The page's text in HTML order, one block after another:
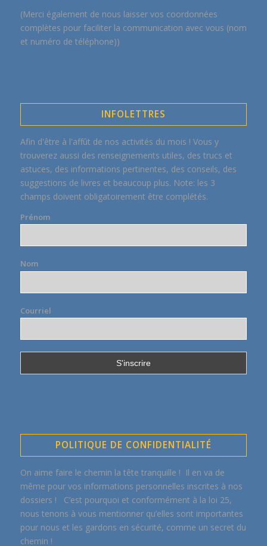
(Merci également de nous laisser vos coordonnées
complètes pour faciliter la communication avec vous (nom
et numéro de téléphone))
INFOLETTRES
Afin d'être à l'affût de nos activités du mois ! Vous y
trouverez aussi des renseignements utiles, des trucs et
astuces, des informations pertinentes, des conseils, des
suggestions de livres et beaucoup plus. Note: les 3
champs doivent obligatoirement être complétés.
Prénom
Nom
Courriel
POLITIQUE DE CONFIDENTIALITÉ
On aime faire le chemin la tête tranquille ! Il en va de
même pour vos informations personnelles inscrites à nos
dossiers ! C’est pourquoi et conformément à la loi 25,
nous tenons à vous mentionner qu’elles sont importantes
pour nous et les gardons en sécurité, comme un secret du
chemin !